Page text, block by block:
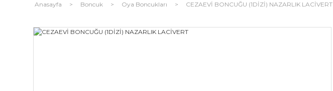
Anasayfa Boncuk Oya Boncukları CEZAEVİ BONCUĞU (1DİZİ) NAZARLIK LACİVERT